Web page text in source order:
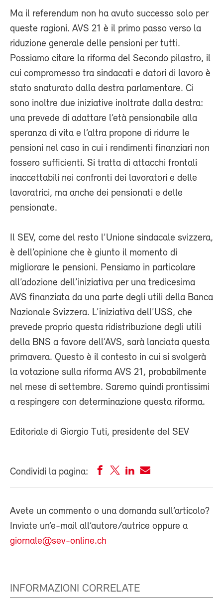
Ma il referendum non ha avuto successo solo per
queste ragioni. AVS 21 è il primo passo verso la
riduzione generale delle pensioni per tutti.
Possiamo citare la riforma del Secondo pilastro, il
cui compromesso tra sindacati e datori di lavoro è
stato snaturato dalla destra parlamentare. Ci
sono inoltre due iniziative inoltrate dalla destra:
una prevede di adattare l’età pensionabile alla
speranza di vita e l’altra propone di ridurre le
pensioni nel caso in cui i rendimenti finanziari non
fossero sufficienti. Si tratta di attacchi frontali
inaccettabili nei confronti dei lavoratori e delle
lavoratrici, ma anche dei pensionati e delle
pensionate.
Il SEV, come del resto l’Unione sindacale svizzera,
è dell’opinione che è giunto il momento di
migliorare le pensioni. Pensiamo in particolare
all’adozione dell’iniziativa per una tredicesima
AVS finanziata da una parte degli utili della Banca
Nazionale Svizzera. L’iniziativa dell’USS, che
prevede proprio questa ridistribuzione degli utili
della BNS a favore dell’AVS, sarà lanciata questa
primavera. Questo è il contesto in cui si svolgerà
la votazione sulla riforma AVS 21, probabilmente
nel mese di settembre. Saremo quindi prontissimi
a respingere con determinazione questa riforma.
Editoriale di Giorgio Tuti, presidente del SEV
Condividi la pagina:
Avete un commento o una domanda sull’articolo?
Inviate un’e-mail all’autore/autrice oppure a
giornale@sev-online.ch
INFORMAZIONI CORRELATE